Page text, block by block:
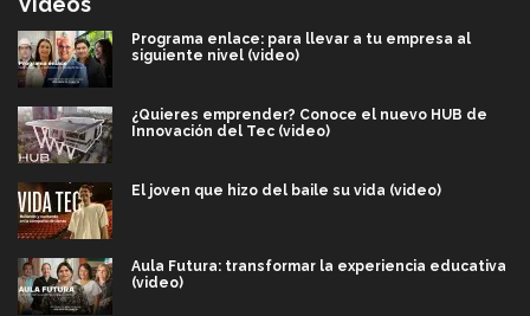
Programa enlace: para llevar a tu empresa al
siguiente nivel (video)
¿Quieres emprender? Conoce el nuevo HUB de
Innovación del Tec (video)
El joven que hizo del baile su vida (video)
Aula Futura: transformar la experiencia educativa
(video)